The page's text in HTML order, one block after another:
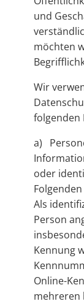
und
möchten
Wir
folgenden
a)
oder
Als
Person
Kennung
Online-
mehreren